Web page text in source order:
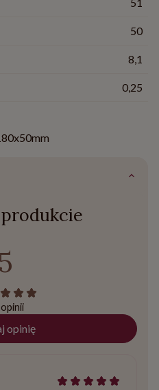
50
8,1
0,25
5
opinię